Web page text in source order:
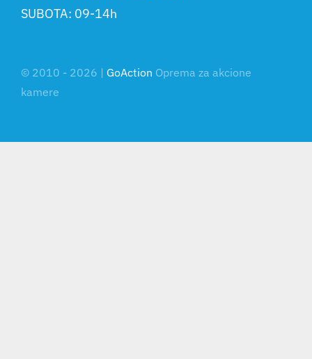
SUBOTA: 09-14h
© 2010 - 2026 | GoAction Oprema za akcione
kamere